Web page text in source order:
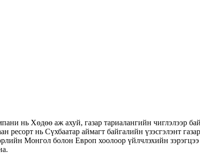
нь Хөдөө аж ахуй, газар тариалангийн чиглэлээр
нь Сүхбаатар аймагт байгалийн үзэсгэлэнт
Монгол болон Европ хоолоор үйлчлэхийн